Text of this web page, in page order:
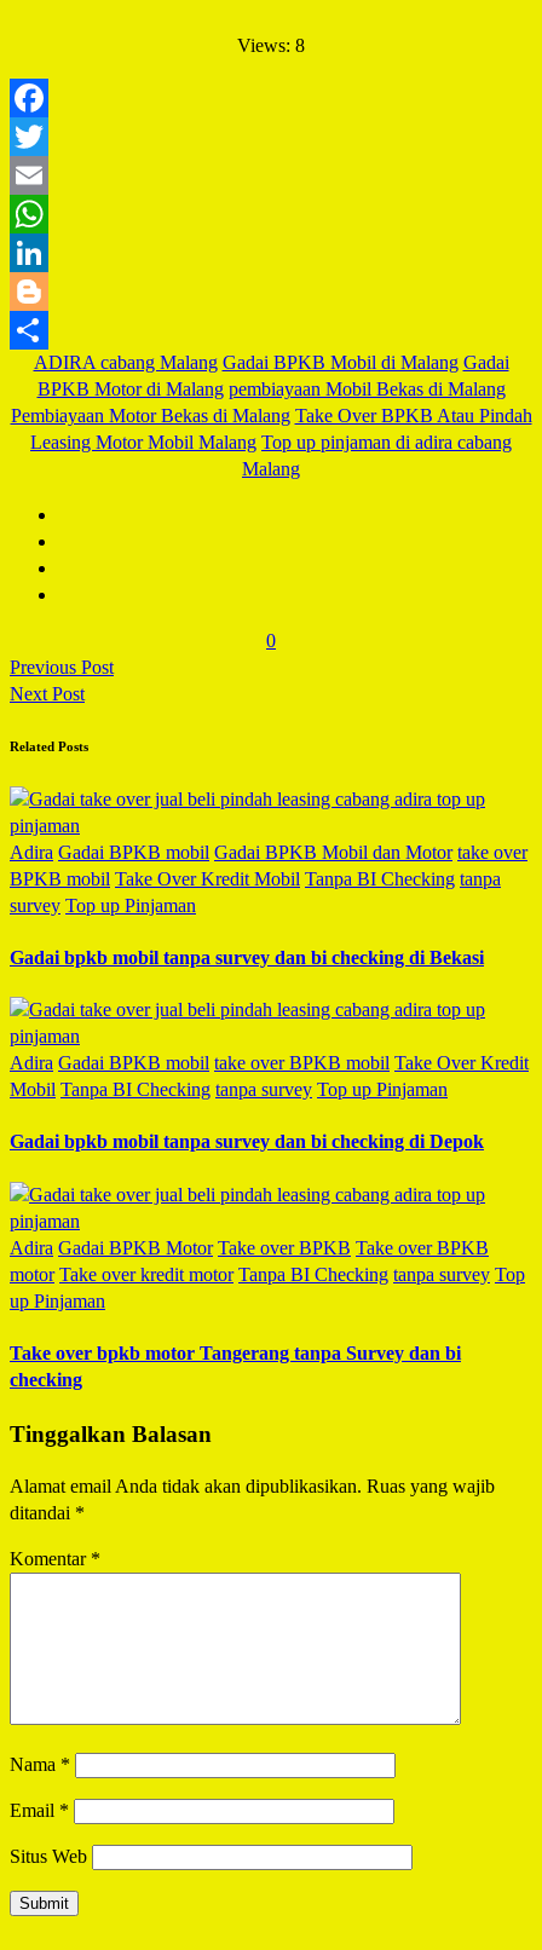
Views: 8
Share
ADIRA cabang Malang Gadai BPKB Mobil di Malang Gadai
BPKB Motor di Malang pembiayaan Mobil Bekas di Malang
Pembiayaan Motor Bekas di Malang Take Over BPKB Atau Pindah
Leasing Motor Mobil Malang Top up pinjaman di adira cabang
Malang
0
Previous Post
Next Post
Related Posts
Adira Gadai BPKB mobil Gadai BPKB Mobil dan Motor take over
BPKB mobil Take Over Kredit Mobil Tanpa BI Checking tanpa
survey Top up Pinjaman
Gadai bpkb mobil tanpa survey dan bi checking di Bekasi
Adira Gadai BPKB mobil take over BPKB mobil Take Over Kredit
Mobil Tanpa BI Checking tanpa survey Top up Pinjaman
Gadai bpkb mobil tanpa survey dan bi checking di Depok
Adira Gadai BPKB Motor Take over BPKB Take over BPKB
motor Take over kredit motor Tanpa BI Checking tanpa survey Top
up Pinjaman
Take over bpkb motor Tangerang tanpa Survey dan bi
checking
Tinggalkan Balasan
Alamat email Anda tidak akan dipublikasikan. Ruas yang wajib
ditandai *
Komentar *
Nama *
Email *
Situs Web